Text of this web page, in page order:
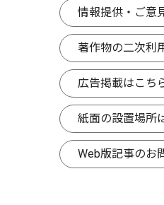
情報提供・ご意
著作物の二次利
広告掲載はこち
紙面の設置場所
Web版記事のお